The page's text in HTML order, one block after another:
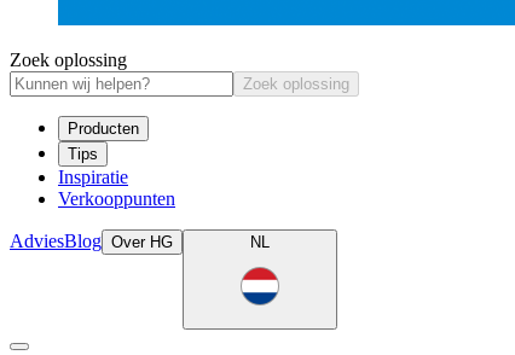
Zoek oplossing
Zoek oplossing
Producten
Tips
Inspiratie
Verkooppunten
AdviesBlog Over HG NL